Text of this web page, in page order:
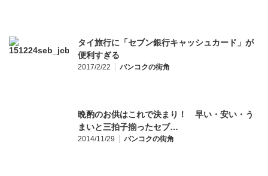
タイ旅行に「セブン銀行キャッシュカード」が
便利すぎる
2017/2/22 バンコクの街角
晩酌のお供はこれで決まり！ 早い・安い・う
まいと三拍子揃ったセブ…
2014/11/29 バンコクの街角